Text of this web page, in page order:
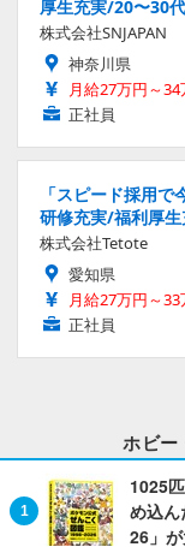
厚生充実/20〜30
株式会社SNJAPAN
神奈川県
月給27万円～34
正社員
「スピード採用
研修充実/福利厚
株式会社Tetote
愛知県
月給27万円～33
正社員
ホビー
1025
め込
26」が